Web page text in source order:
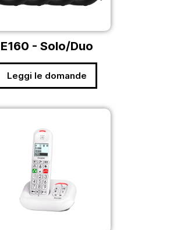
E160 - Solo/Duo
Leggi le domande